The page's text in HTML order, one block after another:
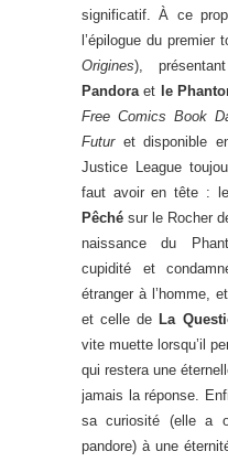
significatif. À ce
l’épilogue du premier
Origines),
Pandoraet le
Free Comics Book
Futuret disponible
Justice League
faut avoir en tête :
Pêché sur le Rocher
naissance du
cupidité et
étranger à l’homme,
et celle de La
vite muette lorsqu’il
qui restera une
jamais la réponse.
sa curiosité (elle a
pandore) à une